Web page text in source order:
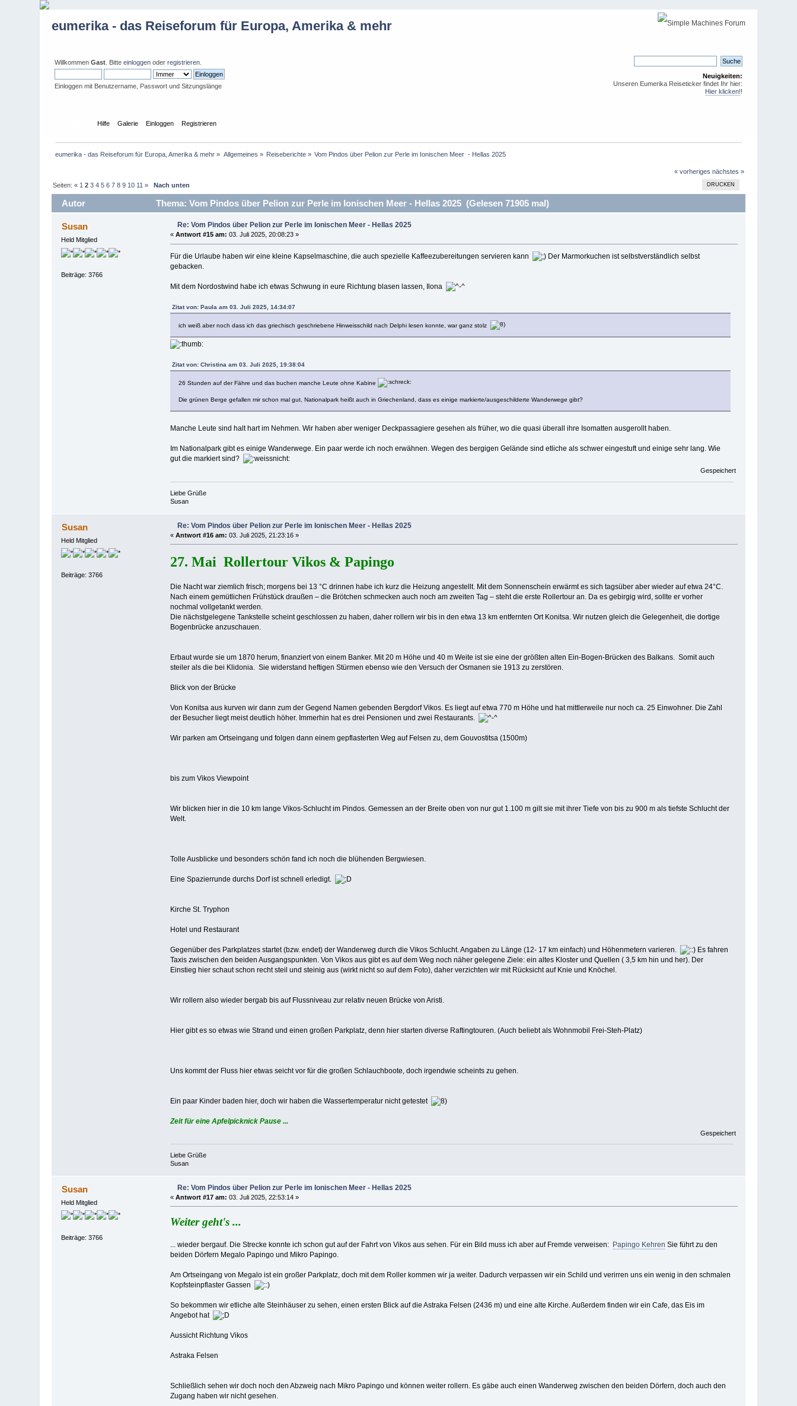
eumerika - das Reiseforum für Europa, Amerika & mehr
WillkommenGast . Bitteeinloggen oderregistrieren
Einloggen mit Benutzername, Passwort und Sitzungslänge
Neuigkeiten:
Unseren Eumerika Reiseticker findet Ihr hier:
Hier klicken!!
Hilfe Galerie Einloggen Registrieren
eumerika - das Reiseforum für Europa, Amerika & mehr » Allgemeines » Reiseberichte » Vom Pindos über Pelion zur Perle im Ionischen Meer  - Hellas 2025
« vorheriges nächstes »
DRUCKEN
Seiten:« 1 2 3 4 5 6 7 8 9 10 11 » Nach unten
Autor Thema: Vom Pindos über Pelion zur Perle im Ionischen Meer - Hellas 2025 (Gelesen 71905 mal)
Susan
Held Mitglied
Beiträge: 3766
Re: Vom Pindos über Pelion zur Perle im Ionischen Meer - Hellas 2025
« Antwort #15 am: 03. Juli 2025, 20:08:23 »
Für die Urlaube haben wir eine kleine Kapselmaschine, die auch spezielle Kaffeezubereitungen servieren kann
Der Marmorkuchen ist selbstverständlich selbst
gebacken.
Mit dem Nordostwind habe ich etwas Schwung in eure Richtung blasen lassen, Ilona
Zitat von: Paula am 03. Juli 2025, 14:34:07
ich weiß aber noch dass ich das griechisch geschriebene Hinweisschild nach Delphi lesen konnte, war ganz stolz
Zitat von: Christina am 03. Juli 2025, 19:38:04
26 Stunden auf der Fähre und das buchen manche Leute ohne Kabine
Die grünen Berge gefallen mir schon mal gut, Nationalpark heißt auch in Griechenland, dass es einige markierte/ausgeschilderte Wanderwege gibt?
Manche Leute sind halt hart im Nehmen. Wir haben aber weniger Deckpassagiere gesehen als früher, wo die quasi überall ihre Isomatten ausgerollt haben.
Im Nationalpark gibt es einige Wanderwege. Ein paar werde ich noch erwähnen. Wegen des bergigen Gelände sind etliche als schwer eingestuft und einige sehr lang. Wie
gut die markiert sind?
Gespeichert
Liebe Grüße
Susan
Susan
Held Mitglied
Beiträge: 3766
Re: Vom Pindos über Pelion zur Perle im Ionischen Meer - Hellas 2025
« Antwort #16 am: 03. Juli 2025, 21:23:16 »
27. Mai Rollertour Vikos & Papingo
Die Nacht war ziemlich frisch; morgens bei 13 °C drinnen habe ich kurz die Heizung angestellt. Mit dem Sonnenschein erwärmt es sich tagsüber aber wieder auf etwa 24°C.
Nach einem gemütlichen Frühstück draußen – die Brötchen schmecken auch noch am zweiten Tag – steht die erste Rollertour an. Da es gebirgig wird, sollte er vorher
nochmal vollgetankt werden.
Die nächstgelegene Tankstelle scheint geschlossen zu haben, daher rollern wir bis in den etwa 13 km entfernten Ort Konitsa. Wir nutzen gleich die Gelegenheit, die dortige
Bogenbrücke anzuschauen.
Erbaut wurde sie um 1870 herum, finanziert von einem Banker. Mit 20 m Höhe und 40 m Weite ist sie eine der größten alten Ein-Bogen-Brücken des Balkans. Somit auch
steiler als die bei Klidonia. Sie widerstand heftigen Stürmen ebenso wie den Versuch der Osmanen sie 1913 zu zerstören.
Blick von der Brücke
Von Konitsa aus kurven wir dann zum der Gegend Namen gebenden Bergdorf Vikos. Es liegt auf etwa 770 m Höhe und hat mittlerweile nur noch ca. 25 Einwohner. Die Zahl
der Besucher liegt meist deutlich höher. Immerhin hat es drei Pensionen und zwei Restaurants.
Wir parken am Ortseingang und folgen dann einem gepflasterten Weg auf Felsen zu, dem Gouvostitsa (1500m)
bis zum Vikos Viewpoint
Wir blicken hier in die 10 km lange Vikos-Schlucht im Pindos. Gemessen an der Breite oben von nur gut 1.100 m gilt sie mit ihrer Tiefe von bis zu 900 m als tiefste Schlucht der
Welt.
Tolle Ausblicke und besonders schön fand ich noch die blühenden Bergwiesen.
Eine Spazierrunde durchs Dorf ist schnell erledigt.
Kirche St. Tryphon
Hotel und Restaurant
Gegenüber des Parkplatzes startet (bzw. endet) der Wanderweg durch die Vikos Schlucht. Angaben zu Länge (12- 17 km einfach) und Höhenmetern varieren.
Es fahren
Taxis zwischen den beiden Ausgangspunkten. Von Vikos aus gibt es auf dem Weg noch näher gelegene Ziele: ein altes Kloster und Quellen ( 3,5 km hin und her). Der
Einstieg hier schaut schon recht steil und steinig aus (wirkt nicht so auf dem Foto), daher verzichten wir mit Rücksicht auf Knie und Knöchel.
Wir rollern also wieder bergab bis auf Flussniveau zur relativ neuen Brücke von Aristi.
Hier gibt es so etwas wie Strand und einen großen Parkplatz, denn hier starten diverse Raftingtouren. (Auch beliebt als Wohnmobil Frei-Steh-Platz)
Uns kommt der Fluss hier etwas seicht vor für die großen Schlauchboote, doch irgendwie scheints zu gehen.
Ein paar Kinder baden hier, doch wir haben die Wassertemperatur nicht getestet
Zeit für eine Apfelpicknick Pause ...
Gespeichert
Liebe Grüße
Susan
Susan
Held Mitglied
Beiträge: 3766
Re: Vom Pindos über Pelion zur Perle im Ionischen Meer - Hellas 2025
« Antwort #17 am: 03. Juli 2025, 22:53:14 »
Weiter geht's ...
... wieder bergauf. Die Strecke konnte ich schon gut auf der Fahrt von Vikos aus sehen. Für ein Bild muss ich aber auf Fremde verweisen: Papingo Kehren Sie führt zu den
beiden Dörfern Megalo Papingo und Mikro Papingo.
Am Ortseingang von Megalo ist ein großer Parkplatz, doch mit dem Roller kommen wir ja weiter. Dadurch verpassen wir ein Schild und verirren uns ein wenig in den schmalen
Kopfsteinpflaster Gassen
So bekommen wir etliche alte Steinhäuser zu sehen, einen ersten Blick auf die Astraka Felsen (2436 m) und eine alte Kirche. Außerdem finden wir ein Cafe, das Eis im
Angebot hat
Aussicht Richtung Vikos
Astraka Felsen
Schließlich sehen wir doch noch den Abzweig nach Mikro Papingo und können weiter rollern. Es gäbe auch einen Wanderweg zwischen den beiden Dörfern, doch auch den
Zugang haben wir nicht gesehen.